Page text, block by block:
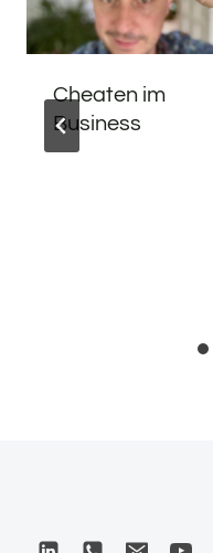
Cheaten im
Business